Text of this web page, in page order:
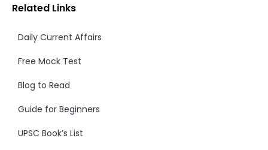
Related Links
Daily Current Affairs
Free Mock Test
Blog to Read
Guide for Beginners
UPSC Book’s List